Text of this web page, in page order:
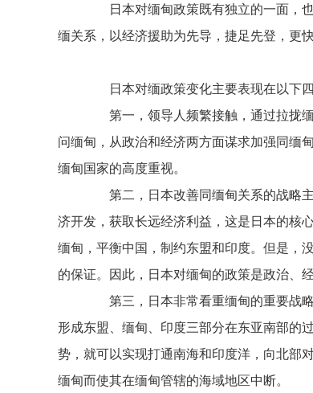
日本对缅甸政策既有独立的一面，也
缅关系，以经济援助为先导，捷足先登，更
日本对缅政策变化主要表现在以下四
第一，领导人频繁接触，通过拉拢缅
问缅甸，从政治和经济两方面谋求加强同缅
缅甸国家的高度重视。
第二，日本改善同缅甸关系的战略主
济开发，获取长远经济利益，这是日本的核
缅甸，平衡中国，制约东盟和印度。但是，
的保证。因此，日本对缅甸的政策是政治、
第三，日本非常看重缅甸的重要战略
形成东盟、缅甸、印度三部分在东亚南部的
势，就可以实现打通南海和印度洋，向北部
缅甸而使其在缅甸管辖的海域地区中断。